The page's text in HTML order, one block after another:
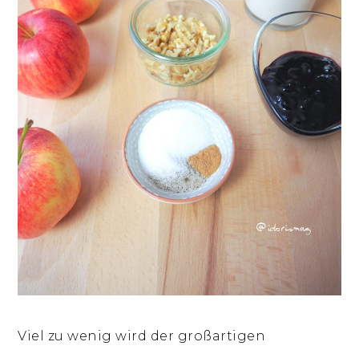
Viel zu wenig wird der großartigen